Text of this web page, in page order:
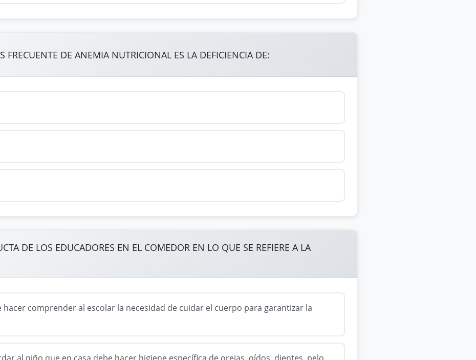
FRECUENTE DE ANEMIA NUTRICIONAL ES LA DEFICIENCIA DE:
DE LOS EDUCADORES EN EL COMEDOR EN LO QUE SE REFIERE A LA
hacer comprender al escolar la necesidad de cuidar el cuerpo para garantizar la